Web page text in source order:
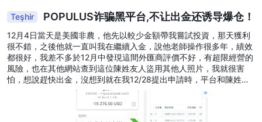
Teşhir POPULUS诈骗黑平台,不让出金还诱导爆仓！
12月4日當天是美國非農，他先以較少金額帶我嘗試投資，那天獲利
很不錯，之後他就一直叫我在繼續入金，說他老師操作很多年，績效
都很好，我差不多於12月中發現這間外匯商評價不好，有超限經營的
風險，也在其他網站查到這位陳姓友人盜用其他人照片，我就很害
怕，想說趕快出金，沒想到就在我12/28提出申請時，平台和陳姓友
人有警覺，怕我跑掉，於是在12/29晚上謊稱有行情帶我繼續投資，
結果導致帳號整個爆倉。